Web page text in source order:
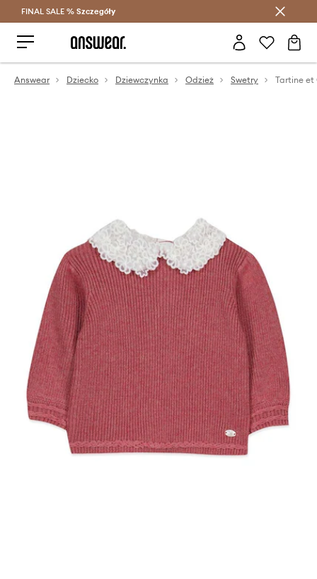
Oszczędzaj z Answear Club >
FINAL SALE % Szczegóły
Answear Dziecko Dziewczynka Odzież Swetry